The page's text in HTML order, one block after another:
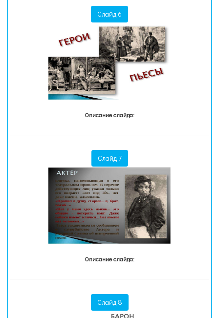
Слайд 6
Описание слайда:
Слайд 7
Описание слайда:
Слайд 8